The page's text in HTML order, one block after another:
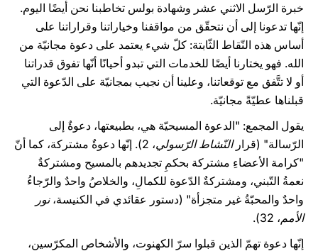
خبرة الرّسل الاثني عشر وشهادة بولس تخاطبنا نحن أيضًا اليوم.
إنّها تدعونا إلى أن نتحقّق من مواقفنا وخياراتنا وقراراتنا على
أساس هذه النّقاط الثّابتة: كلّ شيء يعتمد على دعوة مجانيّة من
الله. فهو يختارنا أيضًا للخدمات التي تبدو أحيانًا أنّها تفوق قدراتنا
أو لا تتَّفق مع توقعاتنا، وعلينا أن نجيب بمجانيّة على الدّعوة التي
قبلناها عطيّةً مجانيّة.
يقول المجمع: "الدعوة المسيحيّة هي، بطبيعتها، دعوةٌ إلى
الرّسالة" (قرارالنّشاط الرّسولي
، 2). إنّها دعوةٌ مشتركة، كما أنّ
"كرامة الأعضاءِ مشتركة بحكمِ تجديدهم بالمسيح ومشتركةٌ
نعمةُ التّبني، ومشتركةٌ الدّعوة للكمالِ، والخلاصُ واحدٌ والرّجاءُ
واحدٌ والمحبّةُ غير متجزأة" (دستور عقائدي في الكنيسة،نور
الأمم، 32).
إنّها دعوة تهمّ الذين قبلوا سرّ الكهنوت، والأشخاص المكرّسين،